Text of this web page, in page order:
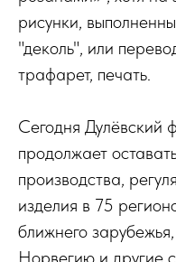
рисунки,
"деколь", или
трафарет, печать.
Сегодня Дулёвский
продолжает
производства,
изделия в 75
ближнего